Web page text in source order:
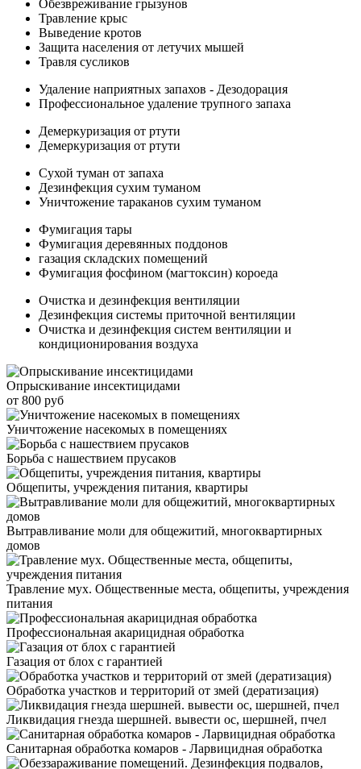
Обезвреживание грызунов
Травление крыс
Выведение кротов
Защита населения от летучих мышей
Травля сусликов
Удаление наприятных запахов - Дезодорация
Профессиональное удаление трупного запаха
Демеркуризация от ртути
Демеркуризация от ртути
Сухой туман от запаха
Дезинфекция сухим туманом
Уничтожение тараканов сухим туманом
Фумигация тары
Фумигация деревянных поддонов
газация складских помещений
Фумигация фосфином (магтоксин) короеда
Очистка и дезинфекция вентиляции
Дезинфекция системы приточной вентиляции
Очистка и дезинфекция систем вентиляции и
кондиционирования воздуха
Опрыскивание инсектицидами
от 800 руб
Уничтожение насекомых в помещениях
Борьба с нашествием прусаков
Общепиты, учреждения питания, квартиры
Вытравливание моли для общежитий, многоквартирных
домов
Травление мух. Общественные места, общепиты, учреждения
питания
Профессиональная акарицидная обработка
Газация от блох с гарантией
Обработка участков и территорий от змей (дератизация)
Ликвидация гнезда шершней. вывести ос, шершней, пчел
Санитарная обработка комаров - Ларвицидная обработка